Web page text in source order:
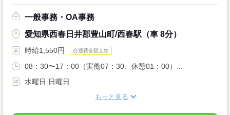
一般事務・OA事務
愛知県西春日井郡豊山町/西春駅（車 8分）
時給1,550円 交通費全額支給
08：30〜17：00（実働07：30、休憩01：00）...
水曜日 日曜日
もっと見る